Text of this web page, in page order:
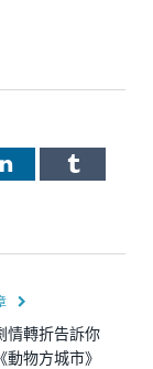
LinkedInTumblr
情轉折告訴你
動物方城市》